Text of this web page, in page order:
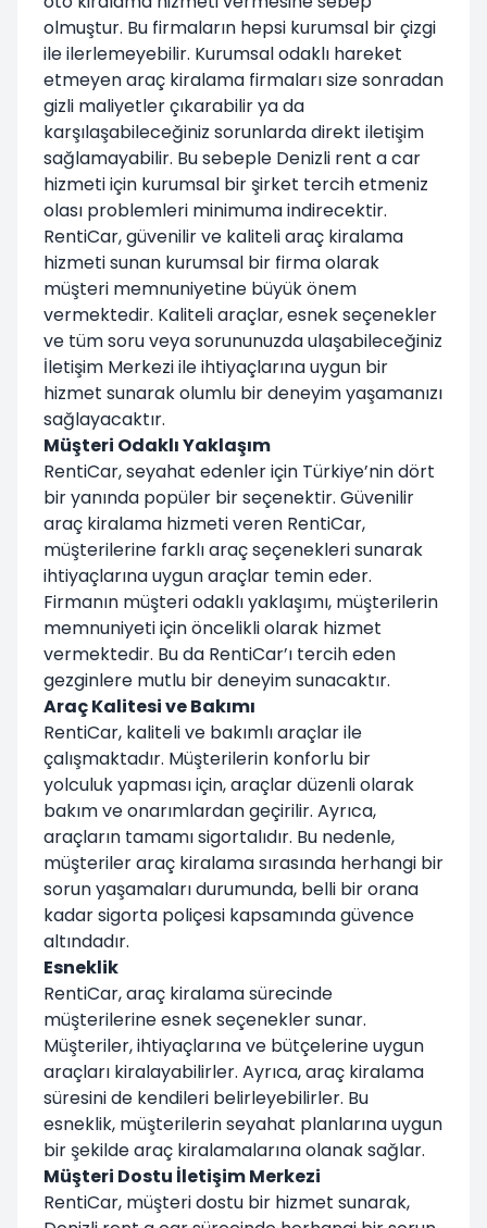
olmuştur. Bu firmaların hepsi kurumsal bir çizgi
ile ilerlemeyebilir. Kurumsal odaklı hareket
etmeyen araç kiralama firmaları size sonradan
gizli maliyetler çıkarabilir ya da
karşılaşabileceğiniz sorunlarda direkt iletişim
sağlamayabilir. Bu sebeple Denizli rent a car
hizmeti için kurumsal bir şirket tercih etmeniz
olası problemleri minimuma indirecektir.
RentiCar, güvenilir ve kaliteli araç kiralama
hizmeti sunan kurumsal bir firma olarak
müşteri memnuniyetine büyük önem
vermektedir. Kaliteli araçlar, esnek seçenekler
ve tüm soru veya sorununuzda ulaşabileceğiniz
İletişim Merkezi ile ihtiyaçlarına uygun bir
hizmet sunarak olumlu bir deneyim yaşamanızı
sağlayacaktır.
Müşteri Odaklı Yaklaşım
RentiCar, seyahat edenler için Türkiye’nin dört
bir yanında popüler bir seçenektir. Güvenilir
araç kiralama hizmeti veren RentiCar,
müşterilerine farklı araç seçenekleri sunarak
ihtiyaçlarına uygun araçlar temin eder.
Firmanın müşteri odaklı yaklaşımı, müşterilerin
memnuniyeti için öncelikli olarak hizmet
vermektedir. Bu da RentiCar’ı tercih eden
gezginlere mutlu bir deneyim sunacaktır.
Araç Kalitesi ve Bakımı
RentiCar, kaliteli ve bakımlı araçlar ile
çalışmaktadır. Müşterilerin konforlu bir
yolculuk yapması için, araçlar düzenli olarak
bakım ve onarımlardan geçirilir. Ayrıca,
araçların tamamı sigortalıdır. Bu nedenle,
müşteriler araç kiralama sırasında herhangi bir
sorun yaşamaları durumunda, belli bir orana
kadar sigorta poliçesi kapsamında güvence
altındadır.
Esneklik
RentiCar, araç kiralama sürecinde
müşterilerine esnek seçenekler sunar.
Müşteriler, ihtiyaçlarına ve bütçelerine uygun
araçları kiralayabilirler. Ayrıca, araç kiralama
süresini de kendileri belirleyebilirler. Bu
esneklik, müşterilerin seyahat planlarına uygun
bir şekilde araç kiralamalarına olanak sağlar.
Müşteri Dostu İletişim Merkezi
RentiCar, müşteri dostu bir hizmet sunarak,